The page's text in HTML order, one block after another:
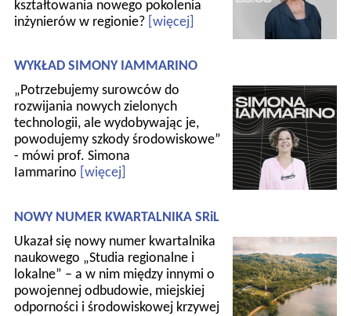
kształtowania nowego pokolenia
inżynierów w regionie? [więcej]
WYKŁAD SIMONY IAMMARINO
„Potrzebujemy surowców do
rozwijania nowych zielonych
technologii, ale wydobywając je,
powodujemy szkody środowiskowe”
- mówi prof. Simona
Iammarino [więcej]
NOWY NUMER KWARTALNIKA SRiL
Ukazał się nowy numer kwartalnika
naukowego „Studia regionalne i
lokalne” – a w nim między innymi o
powojennej odbudowie, miejskiej
odporności i środowiskowej krzywej